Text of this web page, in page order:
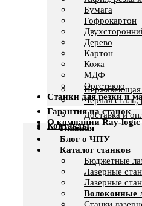
Бумага
Гофрокартон
Дерево
Картон
Кожа
МДФ
Оргстекло
Станки для резки и
Нержавеющая
Черная сталь,
Гарантия на станок
О компании Ray-logic
Доставка и
Контакты
Главная
Блог о ЧПУ
Каталог станков
Бюджетные
Лазерные
Лазерные
Волоконные